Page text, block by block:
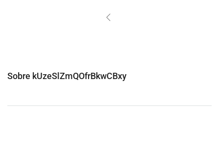
Sobre kUzeSlZmQOfrBkwCBxy